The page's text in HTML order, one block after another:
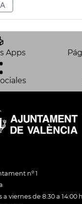
Apps
nº 1
a viernes de 8:30 a 14:00